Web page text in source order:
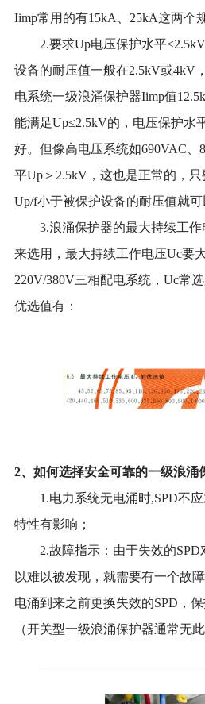
Iimp常用的有15kA、25kA这两个
2.要求Up电压保护水平
设备的耐压值一般在2.5kV或4kV
电系统一级浪涌保护器Iimp值
能满足Up≤2.5kV的，电压保护水
好。但像高电压系统如690VAC、
平Up＞2.5kV，这也是正常的，
Up/f小于被保护设备的耐压值就可
3.浪涌保护器的最大持续工
来选用，最大持续工作电压Uc要
220V/380V三相配电系统，Uc常
优选值有：
2、如何选择安全可靠的一级浪涌
1.电力系统无电涌时,SPD不
特性有影响；
2.故障指示：由于失效的
以难以被发现，就需要有一个故
电涌到来之前更换失效的SPD，
（开关型一级浪涌保护器通常无